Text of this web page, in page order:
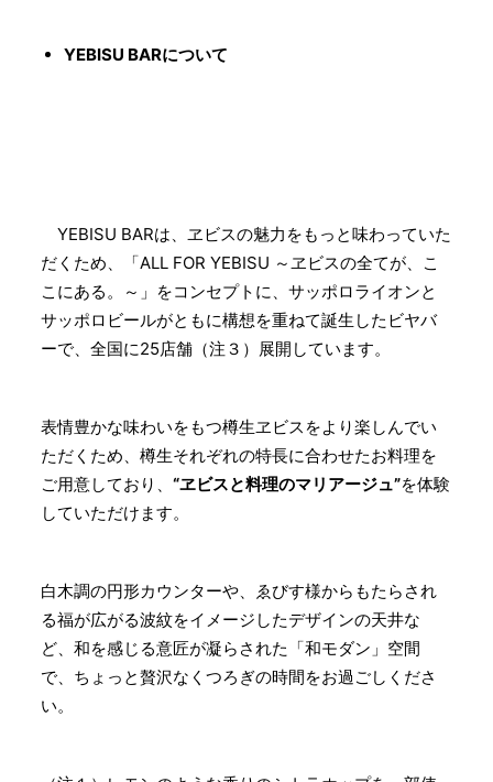
YEBISU BARについて
YEBISU BARは、ヱビスの魅力をもっと味わっていた
だくため、「ALL FOR YEBISU ～ヱビスの全てが、こ
こにある。～」をコンセプトに、サッポロライオンと
サッポロビールがともに構想を重ねて誕生したビヤバ
ーで、全国に25店舗（注３）展開しています。
表情豊かな味わいをもつ樽生ヱビスをより楽しんでい
ただくため、樽生それぞれの特長に合わせたお料理を
ご用意しており、 “ヱビスと料理のマリアージュ”を体験
していただけます。
白木調の円形カウンターや、ゑびす様からもたらされ
る福が広がる波紋をイメージしたデザインの天井な
ど、和を感じる意匠が凝らされた「和モダン」空間
で、ちょっと贅沢なくつろぎの時間をお過ごしくださ
い。